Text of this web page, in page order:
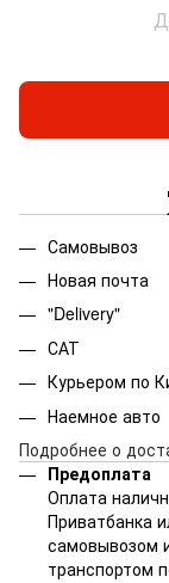
Самовывоз
Новая почта
"Delivery"
САТ
Курьером по
Наемное авто
Подробнее о
Предоплата
Оплата
Приватбанка
самовывозом
транспортом